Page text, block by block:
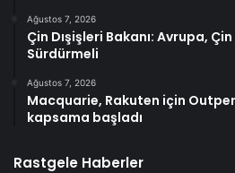
Ağustos 7, 2026
Çin Dışişleri Bakanı: Avrupa,
Sürdürmeli
Ağustos 7, 2026
Macquarie, Rakuten için
kapsama başladı
Rastgele Haberler